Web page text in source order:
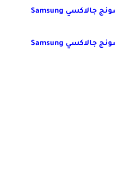
مراجعة سريعة لهاتف سامسونج جالاكسي Samsung
مراجعة سريعة لهاتف سامسونج جالاكسي Samsung